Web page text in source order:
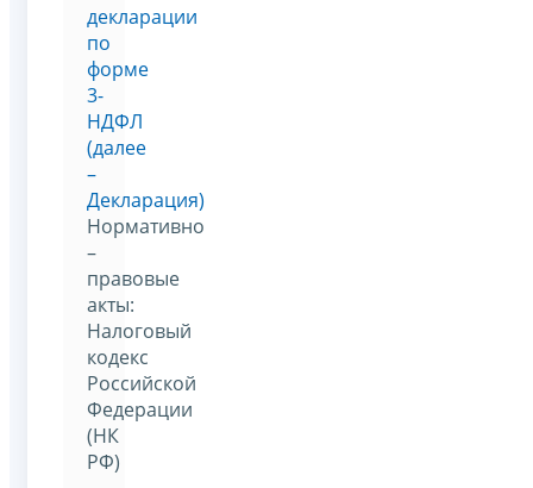
декларации
по
форме
3-
НДФЛ
(далее
–
Декларация)
Нормативно
–
правовые
акты:
Налоговый
кодекс
Российской
Федерации
(НК
РФ)